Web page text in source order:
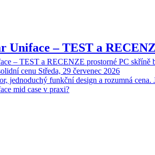
Uniface – TEST a
– TEST a RECENZE prostorné PC skříně
cenu Středa, 29 červenec 2026
jednoduchý funkční design a rozumná cena.
mid case v praxi?